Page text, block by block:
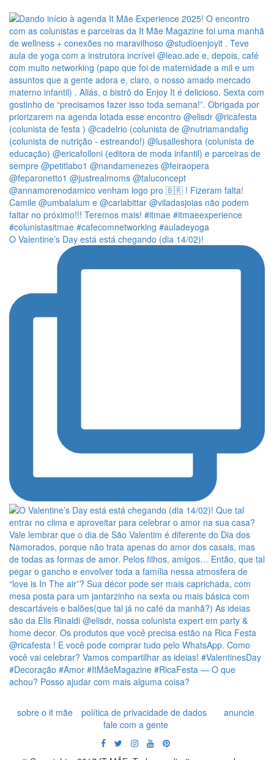
O Valentine’s Day está está chegando (dia 14/02)!
sobre o it mãe política de privacidade de dados
anuncie
fale com a gente